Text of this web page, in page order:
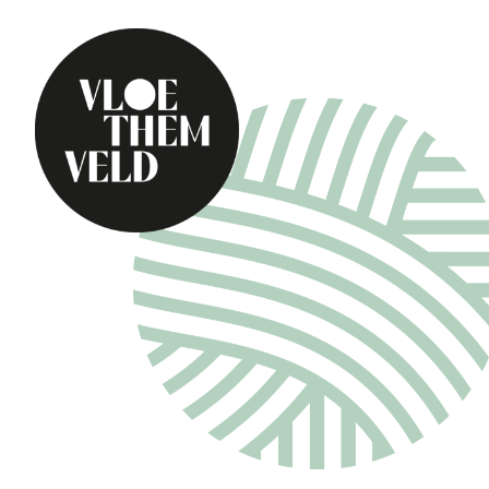
Home Te doen
Alle activiteiten
Gidsbeurten
Routes
Kunst in